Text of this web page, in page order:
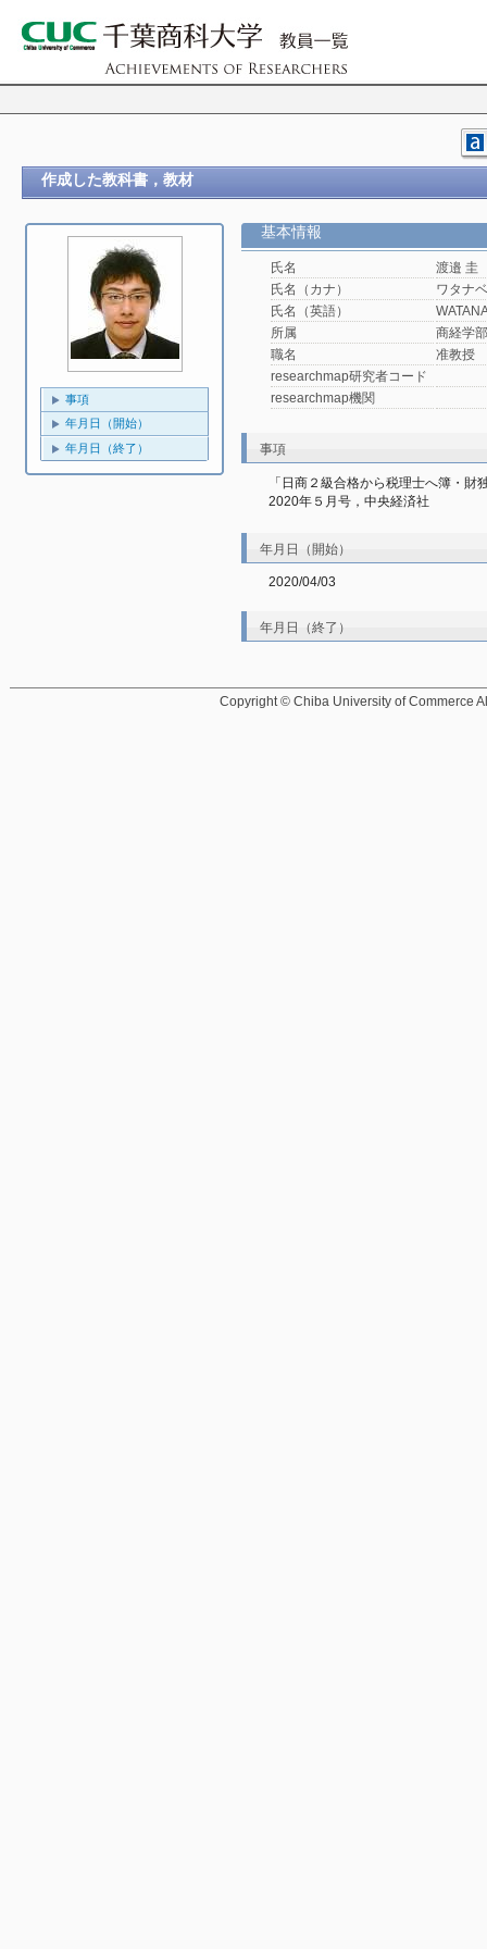
作成した教科書，教材
事項
年月日（開始）
年月日（終了）
基本情報
氏名
渡邉 圭
氏名（カナ）
ワタナ
氏名（英語）
所属
商経学部
職名
准教授
researchmap研究者コード
researchmap機関
事項
「日商２級合格から税理士へ簿・
2020年５月号，中央経済社
年月日（開始）
2020/04/03
年月日（終了）